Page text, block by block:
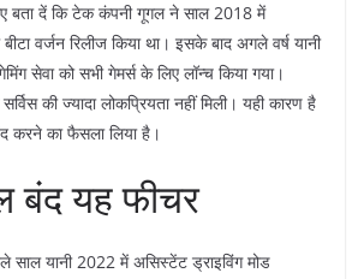
बता दें कि टेक कंपनी गूगल ने साल 2018 में
वर्जन रिलीज किया था। इसके बाद अगले वर्ष यानी
सेवा को सभी गेमर्स के लिए लॉन्च किया गया।
की ज्यादा लोकप्रियता नहीं मिली। यही कारण है
करने का फैसला लिया है।
बंद यह फीचर
साल यानी 2022 में असिस्टेंट ड्राइविंग मोड